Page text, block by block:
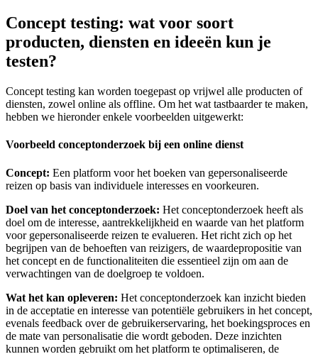
Concept testing: wat voor soort
producten, diensten en ideeën kun je
testen?
Concept testing kan worden toegepast op vrijwel alle producten of
diensten, zowel online als offline. Om het wat tastbaarder te maken,
hebben we hieronder enkele voorbeelden uitgewerkt:
Voorbeeld conceptonderzoek bij een online dienst
Concept: Een platform voor het boeken van gepersonaliseerde
reizen op basis van individuele interesses en voorkeuren.
Doel van het conceptonderzoek: Het conceptonderzoek heeft als
doel om de interesse, aantrekkelijkheid en waarde van het platform
voor gepersonaliseerde reizen te evalueren. Het richt zich op het
begrijpen van de behoeften van reizigers, de waardepropositie van
het concept en de functionaliteiten die essentieel zijn om aan de
verwachtingen van de doelgroep te voldoen.
Wat het kan opleveren: Het conceptonderzoek kan inzicht bieden
in de acceptatie en interesse van potentiële gebruikers in het concept,
evenals feedback over de gebruikerservaring, het boekingsproces en
de mate van personalisatie die wordt geboden. Deze inzichten
kunnen worden gebruikt om het platform te optimaliseren, de